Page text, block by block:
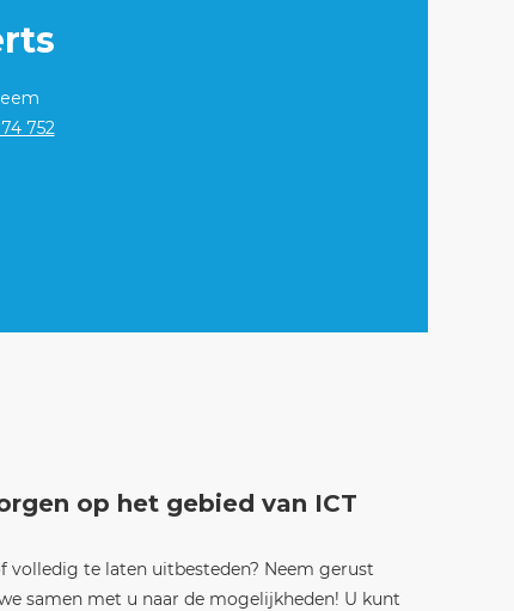
752
op het gebied van ICT
volledig te laten uitbesteden? Neem gerust
samen met u naar de mogelijkheden! U kunt